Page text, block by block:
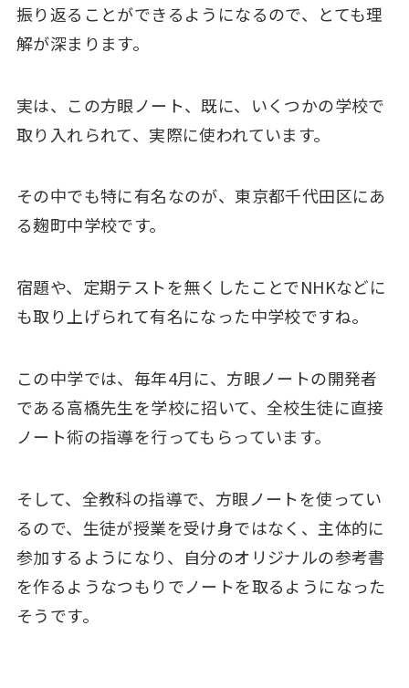
振り返ることができるようになるので、とても理
解が深まります。
実は、この方眼ノート、既に、いくつかの学校で
取り入れられて、実際に使われています。
その中でも特に有名なのが、東京都千代田区にあ
る麹町中学校です。
宿題や、定期テストを無くしたことでNHKなどに
も取り上げられて有名になった中学校ですね。
この中学では、毎年4月に、方眼ノートの開発者
である高橋先生を学校に招いて、全校生徒に直接
ノート術の指導を行ってもらっています。
そして、全教科の指導で、方眼ノートを使ってい
るので、生徒が授業を受け身ではなく、主体的に
参加するようになり、自分のオリジナルの参考書
を作るようなつもりでノートを取るようになった
そうです。